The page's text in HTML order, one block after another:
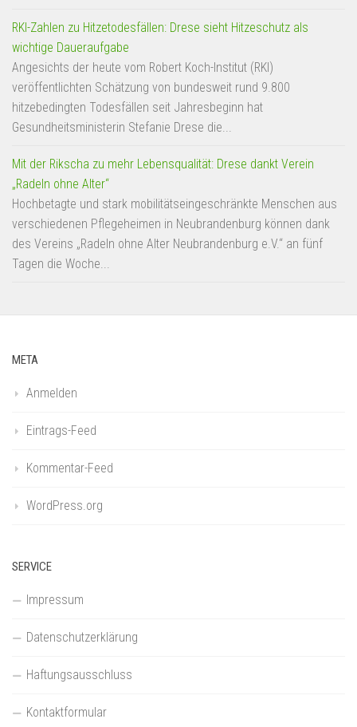
RKI-Zahlen zu Hitzetodesfällen: Drese sieht Hitzeschutz als
wichtige Daueraufgabe
Angesichts der heute vom Robert Koch-Institut (RKI)
veröffentlichten Schätzung von bundesweit rund 9.800
hitzebedingten Todesfällen seit Jahresbeginn hat
Gesundheitsministerin Stefanie Drese die...
Mit der Rikscha zu mehr Lebensqualität: Drese dankt Verein
„Radeln ohne Alter“
Hochbetagte und stark mobilitätseingeschränkte Menschen aus
verschiedenen Pflegeheimen in Neubrandenburg können dank
des Vereins „Radeln ohne Alter Neubrandenburg e.V.“ an fünf
Tagen die Woche...
META
Anmelden
Eintrags-Feed
Kommentar-Feed
WordPress.org
SERVICE
Impressum
Datenschutzerklärung
Haftungsausschluss
Kontaktformular